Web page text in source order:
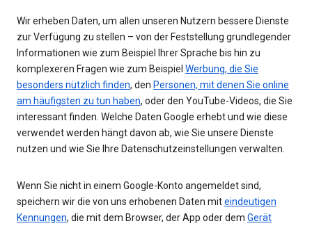
Wir erheben Daten, um allen unseren Nutzern bessere Dienste
zur Verfügung zu stellen – von der Feststellung grundlegender
Informationen wie zum Beispiel Ihrer Sprache bis hin zu
komplexeren Fragen wie zum Beispiel Werbung, die Sie
besonders nützlich finden, den Personen, mit denen Sie online
am häufigsten zu tun haben, oder den YouTube-Videos, die Sie
interessant finden. Welche Daten Google erhebt und wie diese
verwendet werden hängt davon ab, wie Sie unsere Dienste
nutzen und wie Sie Ihre Datenschutzeinstellungen verwalten.
Wenn Sie nicht in einem Google-Konto angemeldet sind,
speichern wir die von uns erhobenen Daten miteindeutigen
Kennungen, die mit dem Browser, der App oder dem Gerät